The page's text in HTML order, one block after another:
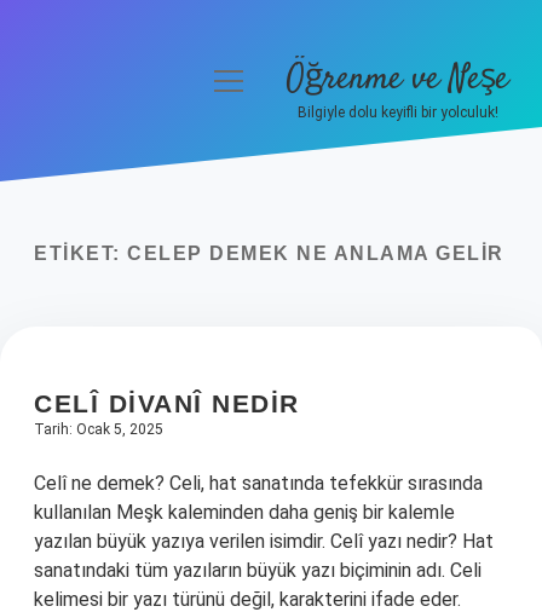
Yasal Uyarı
menüyüÖğrenme ve Neşe
Bilgiyle dolu keyifli bir yolculuk!
ETIKET: CELEP DEMEK NE ANLAMA GELIR
CELÎ DIVANÎ NEDIR
Tarih: Ocak 5, 2025
Celî ne demek? Celi, hat sanatında tefekkür sırasında
kullanılan Meşk kaleminden daha geniş bir kalemle
yazılan büyük yazıya verilen isimdir. Celî yazı nedir? Hat
sanatındaki tüm yazıların büyük yazı biçiminin adı. Celi
kelimesi bir yazı türünü değil, karakterini ifade eder.